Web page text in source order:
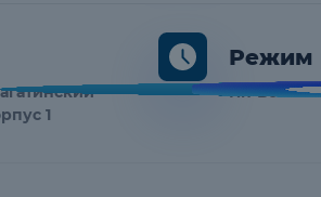
1
Режим
Пн-Вс